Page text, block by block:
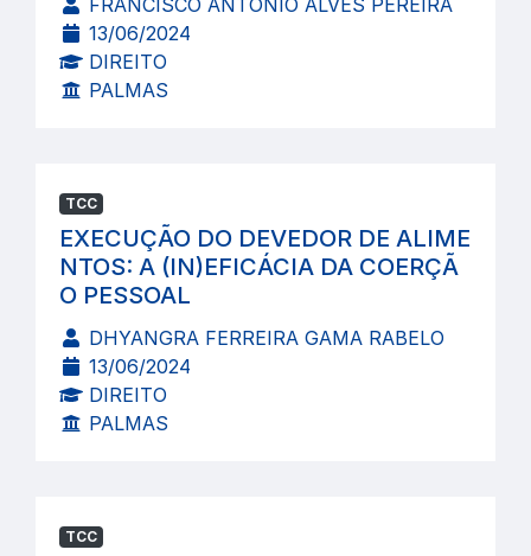
FRANCISCO ANTONIO ALVES PEREIRA
13/06/2024
DIREITO
PALMAS
TCC
EXECUÇÃO DO DEVEDOR DE ALIME
NTOS: A (IN)EFICÁCIA DA COERÇÃ
O PESSOAL
DHYANGRA FERREIRA GAMA RABELO
13/06/2024
DIREITO
PALMAS
TCC